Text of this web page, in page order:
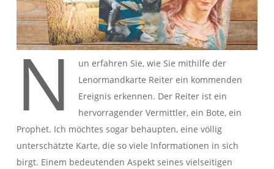
N
un erfahren Sie, wie Sie mithilfe der
Lenormandkarte Reiter ein kommenden
Ereignis erkennen. Der Reiter ist ein
hervorragender Vermittler, ein Bote, ein
Prophet. Ich möchtes sogar behaupten, eine völlig
unterschätzte Karte, die so viele Informationen in sich
birgt. Einem bedeutenden Aspekt seines vielseitigen